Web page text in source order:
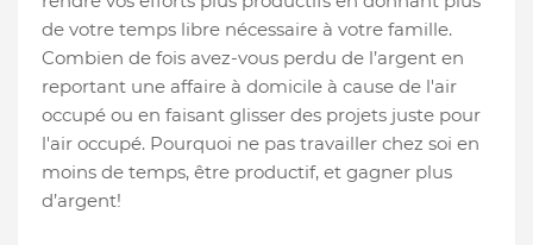
de votre temps libre nécessaire à votre famille.
Combien de fois avez-vous perdu de l’argent en
reportant une affaire à domicile à cause de l'air
occupé ou en faisant glisser des projets juste pour
l'air occupé. Pourquoi ne pas travailler chez soi en
moins de temps, être productif, et gagner plus
d’argent!